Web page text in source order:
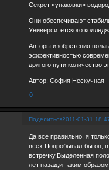
Секрет «упаковки»
Они обеспечивают
Университетского
Авторы изобретения
эффективностью
долгого пути количество
Автор: София Нескучная
0
Поделиться2011-01-31
Да все правильно, я
всех.Попробывал-бы он, в
встречку.Выделенная
лет назад,и таким